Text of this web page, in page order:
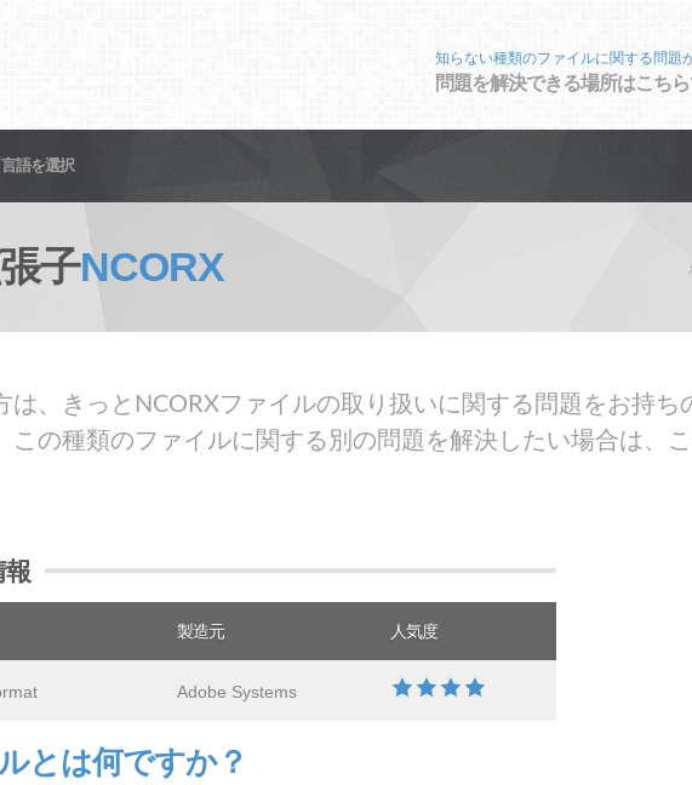
知らない種類のファイルに関する問題
問題を解決できる場所はこち
言語を選択
子NCORX
は、きっとNCORXファイルの取り扱いに関する問題をお持ち
この種類のファイルに関する別の問題を解決したい場合は、
報
製造元 人気度
Adobe Systems
とは何ですか？